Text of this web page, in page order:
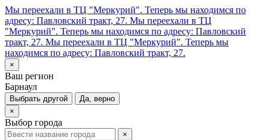
Мы переехали в ТЦ "Меркурий". Теперь мы находимся по
адресу: Павловский тракт, 27. Мы переехали в ТЦ
"Меркурий". Теперь мы находимся по адресу: Павловский
тракт, 27. Мы переехали в ТЦ "Меркурий". Теперь мы
находимся по адресу: Павловский тракт, 27.
×
Ваш регион
Барнаул
Выбрать другой
Да, верно
×
Выбор города
×